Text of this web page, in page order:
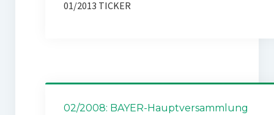
01/2013 TICKER
02/2008: BAYER-Hauptversammlung